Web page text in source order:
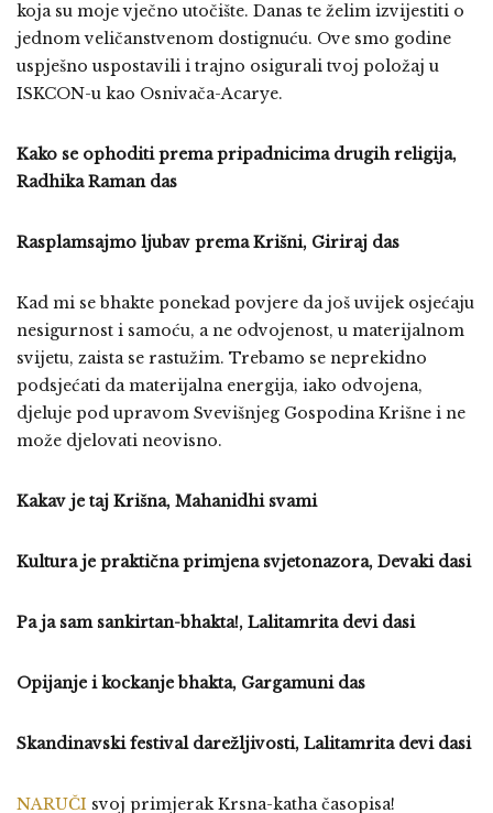
koja su moje vječno utočište. Danas te želim izvijestiti o
jednom veličanstvenom dostignuću. Ove smo godine
uspješno uspostavili i trajno osigurali tvoj položaj u
ISKCON-u kao Osnivača-Acarye.
Kako se ophoditi prema pripadnicima drugih religija,
Radhika Raman das
Rasplamsajmo ljubav prema Krišni, Giriraj das
Kad mi se bhakte ponekad povjere da još uvijek osjećaju
nesigurnost i samoću, a ne odvojenost, u materijalnom
svijetu, zaista se rastužim. Trebamo se neprekidno
podsjećati da materijalna energija, iako odvojena,
djeluje pod upravom Svevišnjeg Gospodina Krišne i ne
može djelovati neovisno.
Kakav je taj Krišna, Mahanidhi svami
Kultura je praktična primjena svjetonazora, Devaki dasi
Pa ja sam sankirtan-bhakta!, Lalitamrita devi dasi
Opijanje i kockanje bhakta, Gargamuni das
Skandinavski festival darežljivosti, Lalitamrita devi dasi
NARUČI svoj primjerak Krsna-katha časopisa!